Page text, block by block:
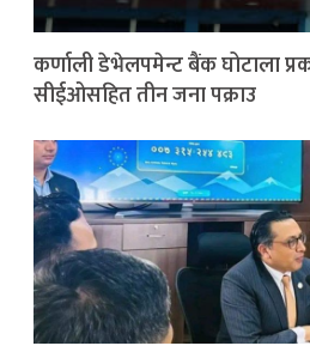
कर्णाली डेभेलपमेन्ट बैंक घोटाला
सीईओसहित तीन जना पक्राउ